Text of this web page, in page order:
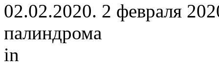
02.02.2020. 2 февраля
палиндрома
in